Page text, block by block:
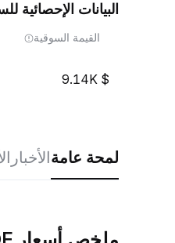
البيانات الإحصائية
القيمة السوقية
9.14K
لمحة عامةالأخبار